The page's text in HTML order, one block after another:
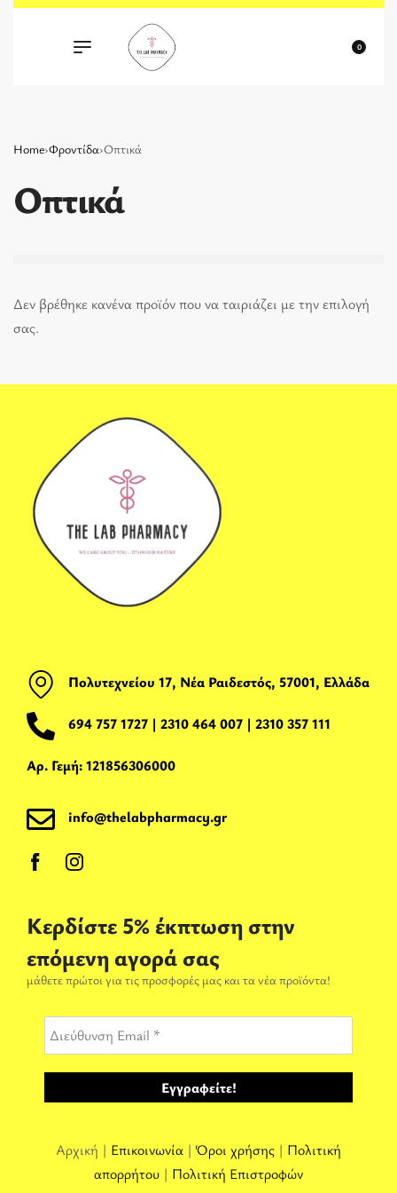
0
Home›Φροντίδα›Οπτικά
Οπτικά
Δεν βρέθηκε κανένα προϊόν που να ταιριάζει με την επιλογή
σας.
Πολυτεχνείου 17, Νέα Ραιδεστός, 57001, Ελλάδα
694 757 1727 | 2310 464 007 | 2310 357 111
Αρ. Γεμή: 121856306000
info@thelabpharmacy.gr
Κερδίστε 5% έκπτωση στην
επόμενη αγορά σας
μάθετε πρώτοι για τις προσφορές μας και τα νέα προϊόντα!
Αρχική | Επικοινωνία |Όροι χρήσης | Πολιτική
απορρήτου | Πολιτική Επιστροφών